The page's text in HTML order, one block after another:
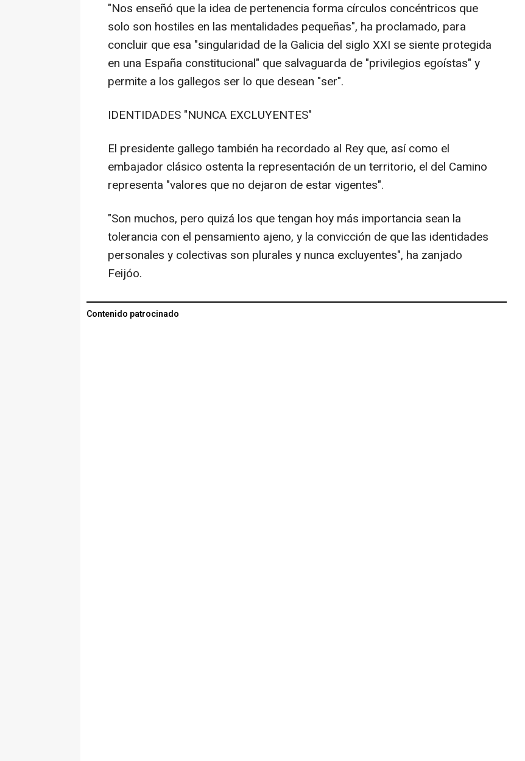
"Nos enseñó que la idea de pertenencia forma círculos concéntricos que
solo son hostiles en las mentalidades pequeñas", ha proclamado, para
concluir que esa "singularidad de la Galicia del siglo XXI se siente protegida
en una España constitucional" que salvaguarda de "privilegios egoístas" y
permite a los gallegos ser lo que desean "ser".
IDENTIDADES "NUNCA EXCLUYENTES"
El presidente gallego también ha recordado al Rey que, así como el
embajador clásico ostenta la representación de un territorio, el del Camino
representa "valores que no dejaron de estar vigentes".
"Son muchos, pero quizá los que tengan hoy más importancia sean la
tolerancia con el pensamiento ajeno, y la convicción de que las identidades
personales y colectivas son plurales y nunca excluyentes", ha zanjado
Feijóo.
Contenido patrocinado